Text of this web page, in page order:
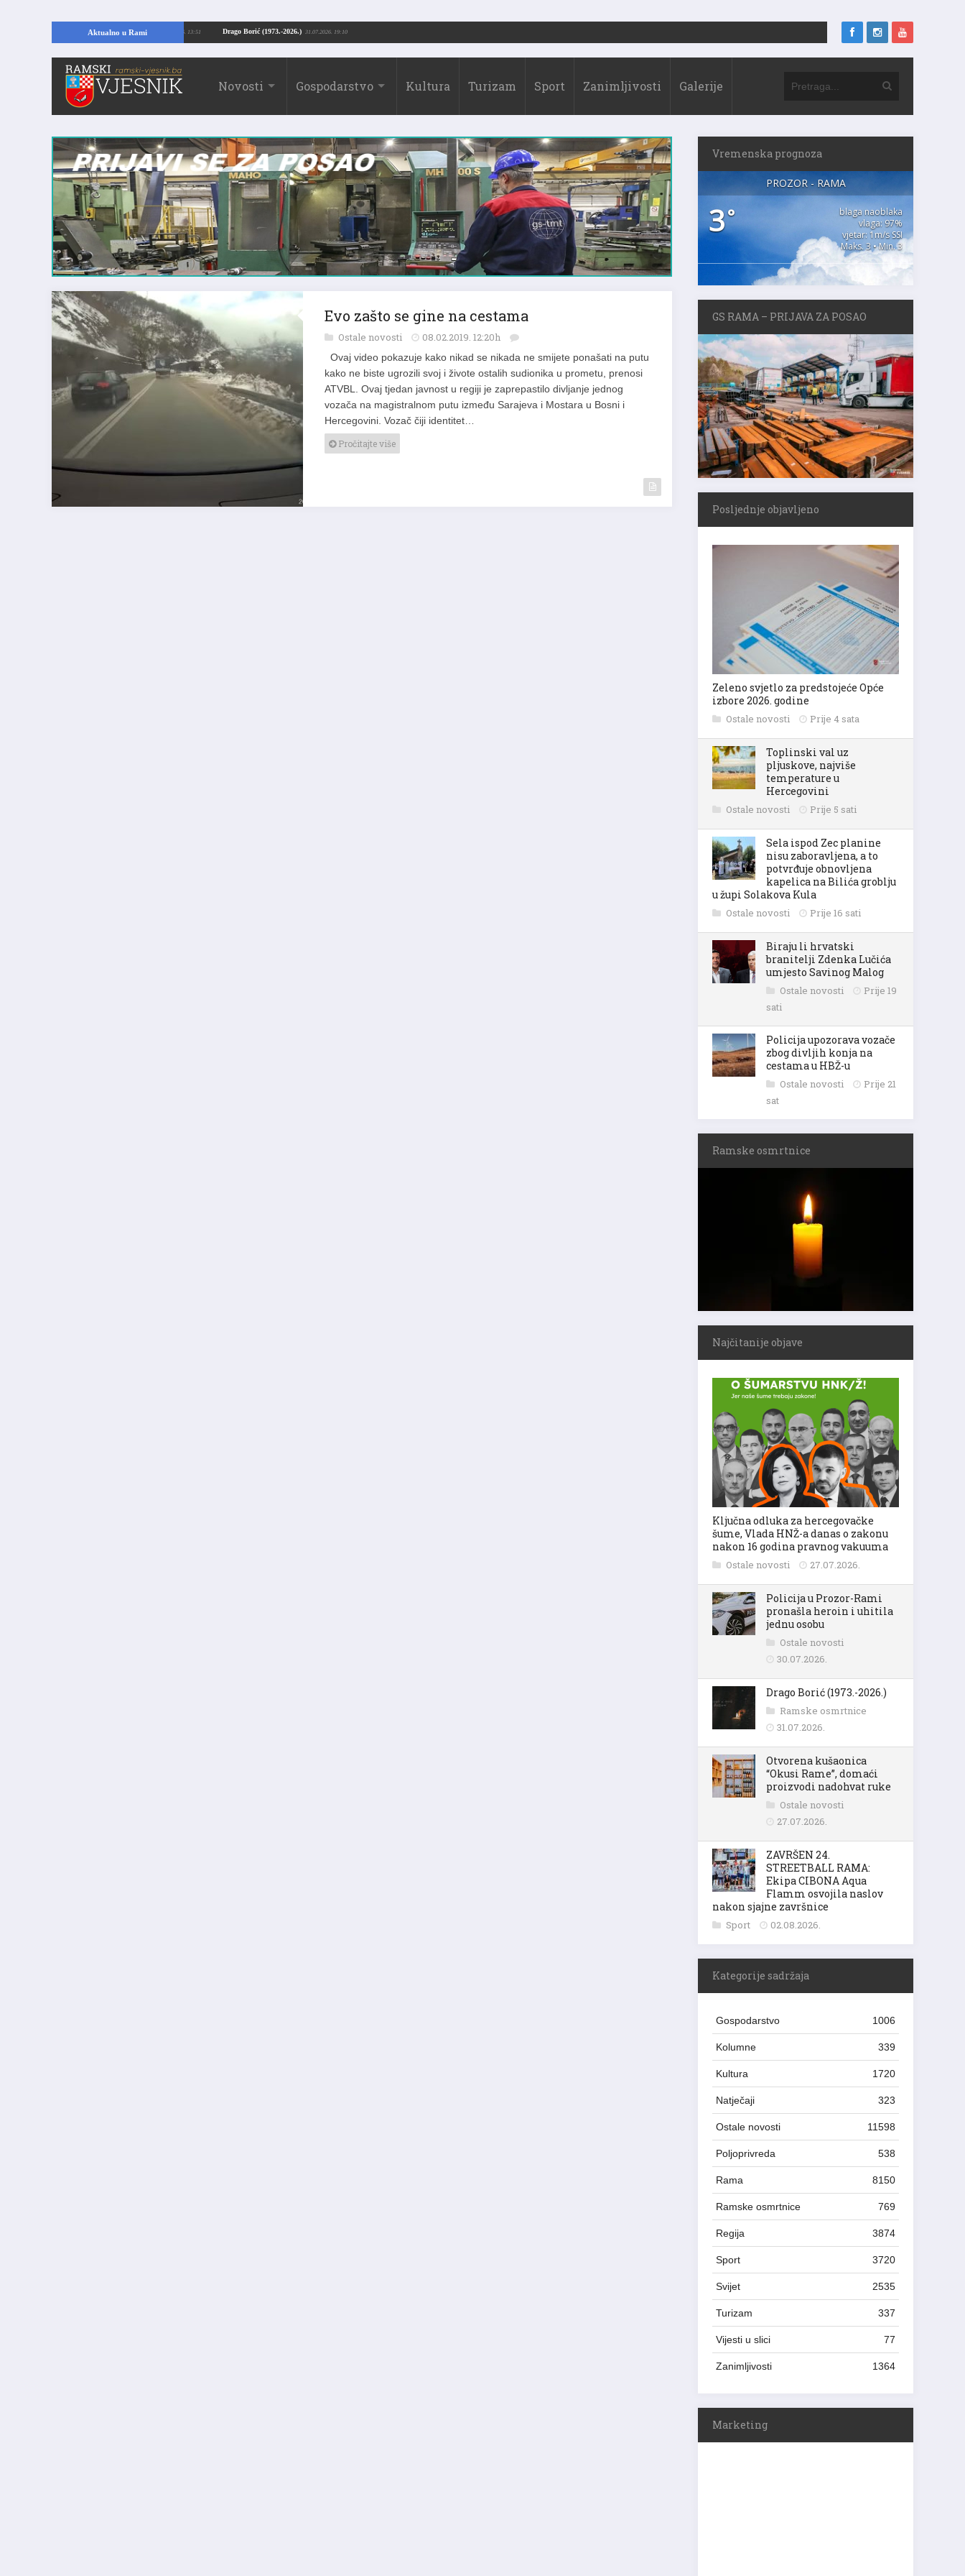
Aktualno u Rami Drago Borić (1973.-2026.) 31.07.2026. 19:10
temelje kuće, pronašao vrijedne arheološke ostatke 24.07.2026. 13:51
Novosti Gospodarstvo Kultura Turizam Sport Zanimljivosti Galerije
Evo zašto se gine na cestama
Ostale novosti 08.02.2019. 12:20h
Ovaj video pokazuje kako nikad se nikada ne smijete ponašati na putu
kako ne biste ugrozili svoj i živote ostalih sudionika u prometu, prenosi
ATVBL. Ovaj tjedan javnost u regiji je zaprepastilo divljanje jednog
vozača na magistralnom putu između Sarajeva i Mostara u Bosni i
Hercegovini. Vozač čiji identitet…
Pročitajte više
Vremenska prognoza
PROZOR - RAMA
3°
blaga naoblaka
vlaga: 97%
vjetar: 1m/s SSI
Maks. 3 • Min. 3
GS RAMA – PRIJAVA ZA POSAO
Posljednje objavljeno
Zeleno svjetlo za predstojeće Opće
izbore 2026. godine
Ostale novosti Prije 4 sata
Toplinski val uz
pljuskove, najviše
temperature u
Hercegovini
Ostale novosti Prije 5 sati
Sela ispod Zec planine
nisu zaboravljena, a to
potvrđuje obnovljena
kapelica na Bilića groblju
u župi Solakova Kula
Ostale novosti Prije 16 sati
Biraju li hrvatski
branitelji Zdenka Lučića
umjesto Savinog Malog
Ostale novosti
Prije 19
sati
Policija upozorava vozače
zbog divljih konja na
cestama u HBŽ-u
Ostale novosti
Prije 21
sat
Ramske osmrtnice
Najčitanije objave
Ključna odluka za hercegovačke
šume, Vlada HNŽ-a danas o zakonu
nakon 16 godina pravnog vakuuma
Ostale novosti 27.07.2026.
Policija u Prozor-Rami
pronašla heroin i uhitila
jednu osobu
Ostale novosti
30.07.2026.
Drago Borić (1973.-2026.)
Ramske osmrtnice
31.07.2026.
Otvorena kušaonica
“Okusi Rame”, domaći
proizvodi nadohvat ruke
Ostale novosti
27.07.2026.
ZAVRŠEN 24.
STREETBALL RAMA:
Ekipa CIBONA Aqua
Flamm osvojila naslov
nakon sjajne završnice
Sport 02.08.2026.
Kategorije sadržaja
Gospodarstvo 1006
Kolumne 339
Kultura 1720
Natječaji 323
Ostale novosti 11598
Poljoprivreda 538
Rama 8150
Ramske osmrtnice 769
Regija 3874
Sport 3720
Svijet 2535
Turizam 337
Vijesti u slici 77
Zanimljivosti 1364
Marketing